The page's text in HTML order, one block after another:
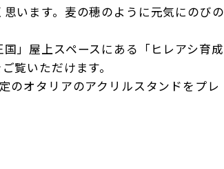
います。麦の穂のように元気にのびの
」屋上スペースにある「ヒレアシ育成
覧いただけます。
のオタリアのアクリルスタンドをプレ